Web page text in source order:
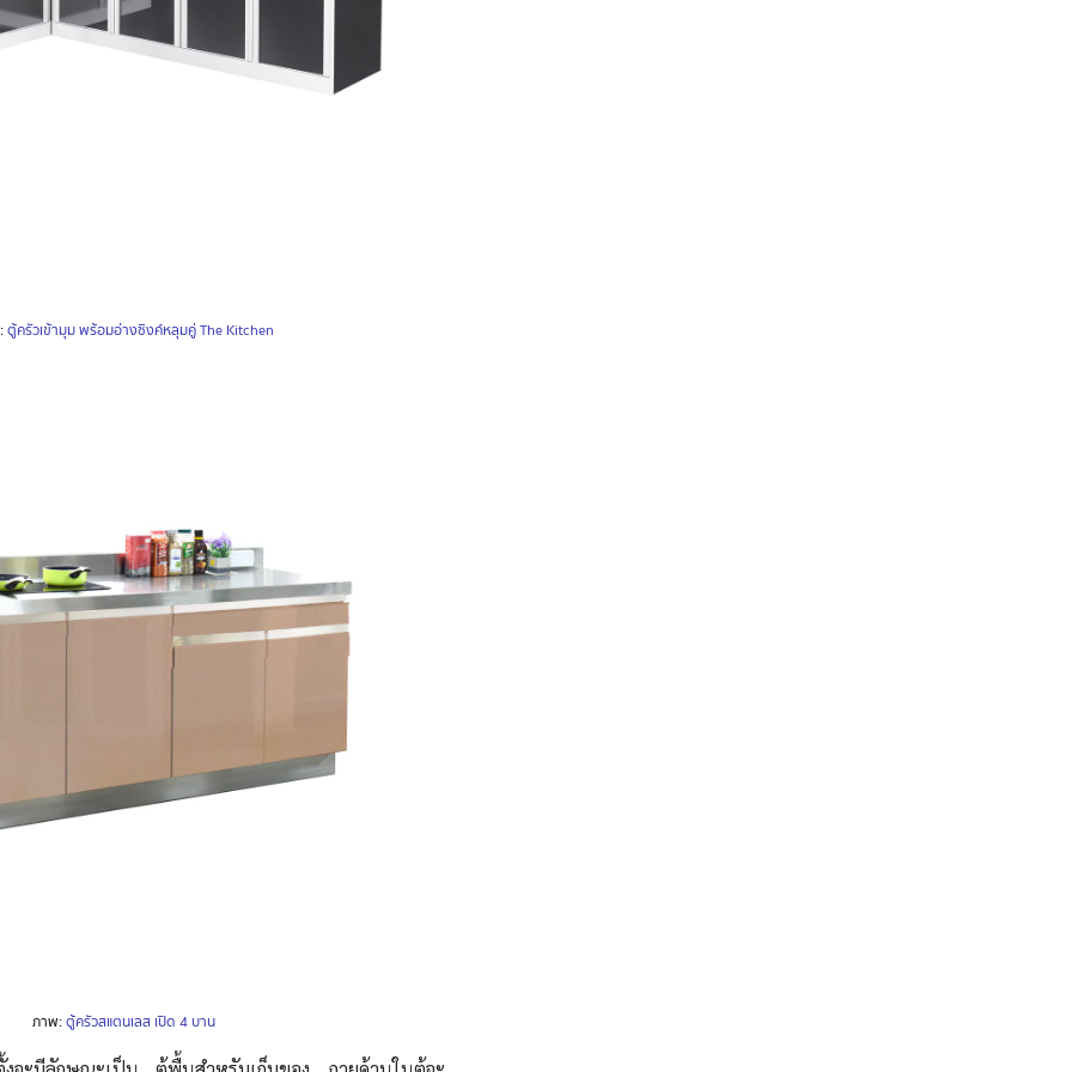
ตู้ครัวเข้ามุม พร้อมอ่างซิงค์หลุมคู่ The Kitchen
ภาพ:ตู้ครัวสแตนเลส เปิด 4 บาน